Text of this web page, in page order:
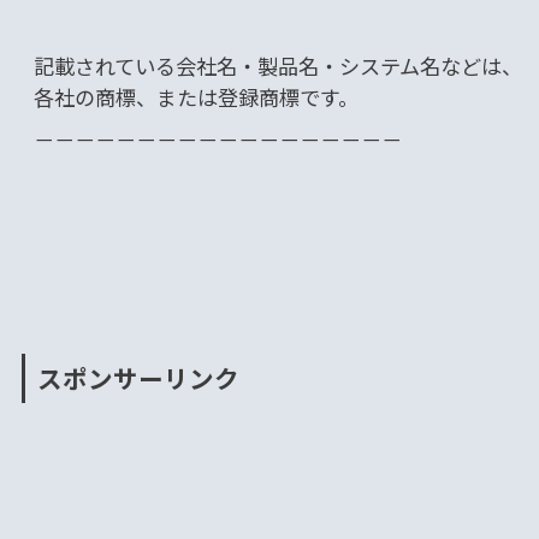
記載されている会社名・製品名・システム名などは、
各社の商標、または登録商標です。
－－－－－－－－－－－－－－－－－－
スポンサーリンク